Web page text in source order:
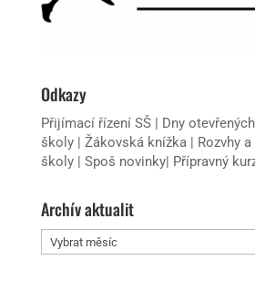
Odkazy
Přijímací řízení SŠ| Dny
školy| Žákovská knížka| Rozvhy
školy | Spoš novinky| Přípravný
Archív aktualit
Archív
aktualit